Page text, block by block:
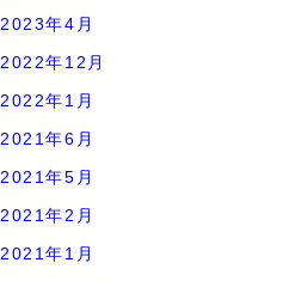
2023年4月
2022年12月
2022年1月
2021年6月
2021年5月
2021年2月
2021年1月